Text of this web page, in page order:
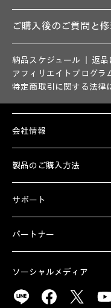
ご購入後のご質問と
納品スケジュール
返品
アフィリエイトプログラ
特定商取引に関する法律
会社情報
製品のご購入方法
サポート
パートナー
ソーシャルメディア